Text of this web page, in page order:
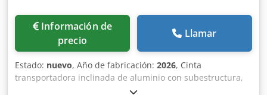
Información de
precio
Llamar
Estado: nuevo, Año de fabricación: 2026, Cinta
transportadora inclinada de aluminio con subestructura,
incluyendo pies ajustables y soportes de máquina para